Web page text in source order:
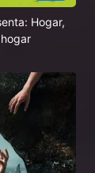
Hogar,